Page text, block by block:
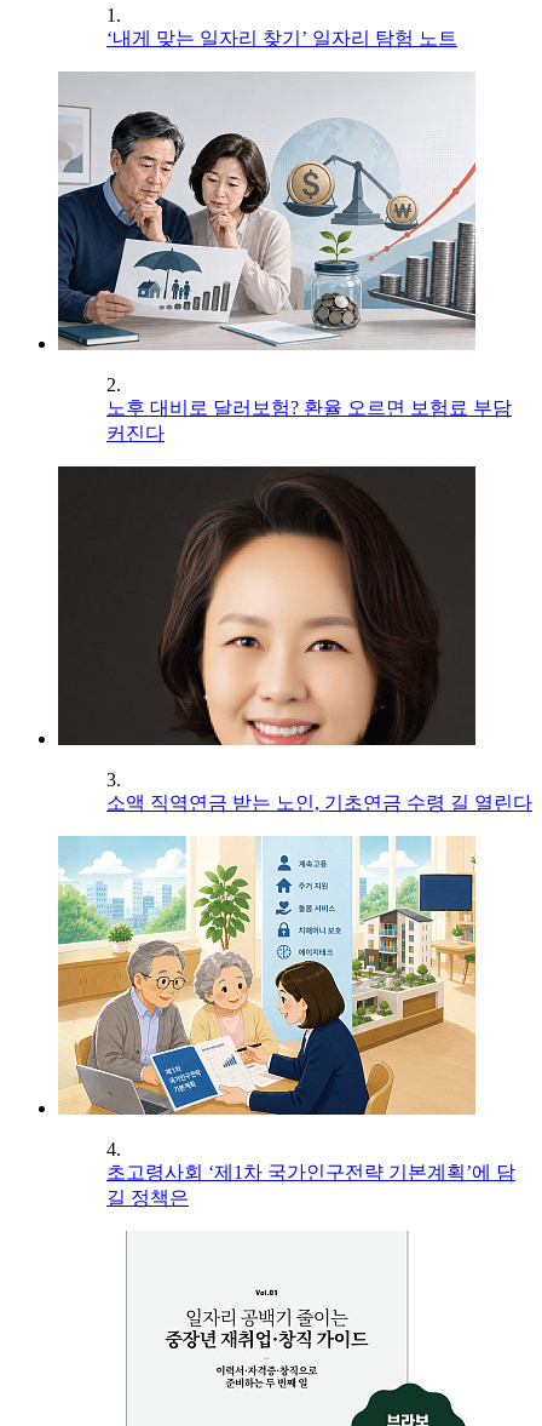
1.
‘내게 맞는 일자리 찾기’ 일자리 탐험 노트
2.
노후 대비로 달러보험? 환율 오르면 보험료 부담
커진다
3.
소액 직역연금 받는 노인, 기초연금 수령 길 열린다
4.
초고령사회 ‘제1차 국가인구전략 기본계획’에 담
길 정책은